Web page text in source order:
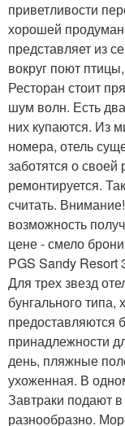
приветливости
хорошей
представляет из
вокруг поют
Ресторан стоит
шум волн. Есть
них купаются. Из
номера, отель
заботятся о
ремонтируется.
считать.
возможность
цене - смело
PGS Sandy Resort
Для трех звезд
бунгального
предоставляются
принадлежности
день, пляжные
ухоженная. В
Завтраки подают
разнообразно.